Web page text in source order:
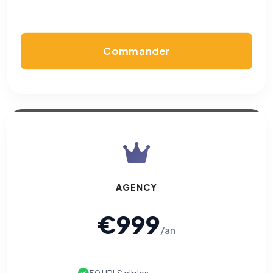
Commander
AGENCY
€999/an
Meta/Facebook). Vous pouvez les refuser sans impact sur
Traceurs des courriels
bandeau cookies(cadre distinct du site web). Pour vous y
contact@logicielreferencement.com
(section Traceurs dans les Courriels).